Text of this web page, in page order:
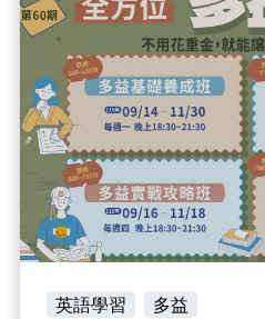
英語學習 多益